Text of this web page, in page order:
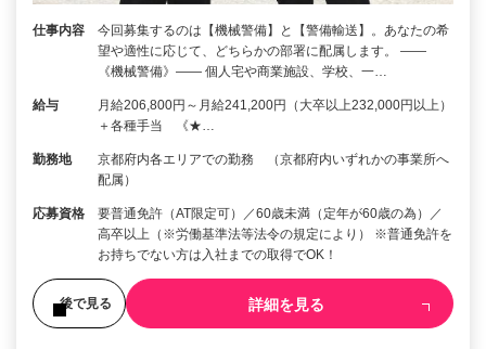
仕事内容
今回募集するのは【機械警備】と【警備輸送】。あなたの希
望や適性に応じて、どちらかの部署に配属します。 ――
《機械警備》―― 個人宅や商業施設、学校、一…
給与
月給206,800円～月給241,200円（大卒以上232,000円以上）
＋各種手当 《★…
勤務地
京都府内各エリアでの勤務 （京都府内いずれかの事業所へ
配属）
応募資格
要普通免許（AT限定可）／60歳未満（定年が60歳の為）／
高卒以上（※労働基準法等法令の規定により） ※普通免許を
お持ちでない方は入社までの取得でOK！
後で見る 詳細を見る